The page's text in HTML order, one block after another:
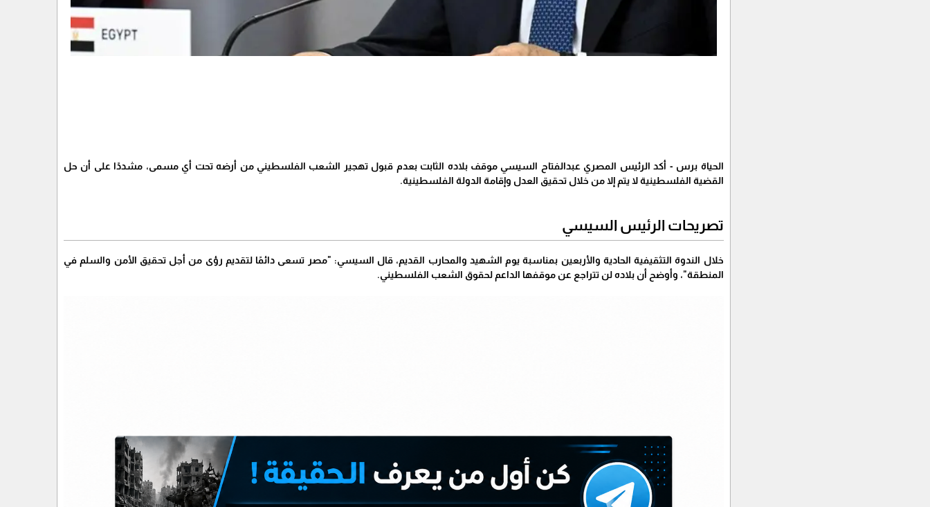
الحياة برس - أكد الرئيس المصري عبدالفتاح السيسي موقف بلاده الثابت بعدم قبول تهجير الشعب الفلسطيني من أرضه تحت أي مسمى، مشددًا على أن حل
القضية الفلسطينية لا يتم إلا من خلال تحقيق العدل وإقامة الدولة الفلسطينية.
تصريحات الرئيس السيسي
خلال الندوة التثقيفية الحادية والأربعين بمناسبة يوم الشهيد والمحارب القديم، قال السيسي: "مصر تسعى دائمًا لتقديم رؤى من أجل تحقيق الأمن والسلم في
المنطقة"، وأوضح أن بلاده لن تتراجع عن موقفها الداعم لحقوق الشعب الفلسطيني.